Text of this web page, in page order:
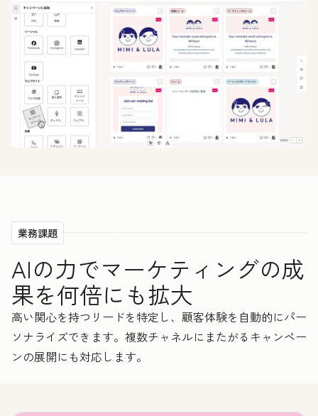
業務課題
AIの力でマーケティングの成
果を何倍にも拡大
高い関心を持つリードを特定し、顧客体験を自動的にパー
ソナライズできます。複数チャネルにまたがるキャンペー
ンの展開にも対応します。